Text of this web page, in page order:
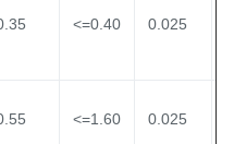
<=0.40 0.025
<=1.60 0.025